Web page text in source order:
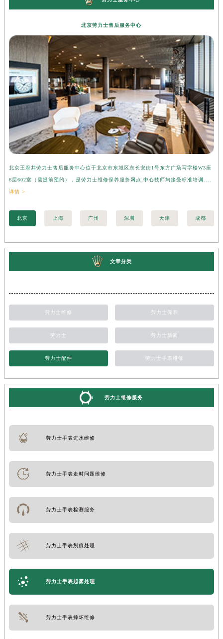
北京劳力士售后服务中心
北京王府井劳力士售后服务中心位于北京市东城区东长安街1号东方广场写字楼W3座
6层602室（需提前预约），是劳力士维修保养服务网点,中心技师均接受标准培训....
详情 >
北京 上海 广州 深圳 天津 成都
文章分类
劳力士维修 劳力士保养
劳力士 劳力士新闻
劳力士配件 劳力士手表维修
劳力士维修服务
劳力士手表进水维修
劳力士手表走时问题维修
劳力士手表检测服务
劳力士手表划痕处理
劳力士手表起雾处理
劳力士手表摔坏维修